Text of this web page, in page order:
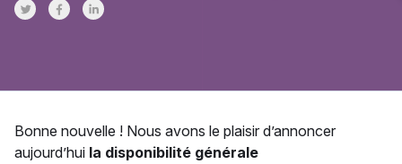
Share on Twitter
Share on Facebook
Share on LinkedInr
Bonne nouvelle ! Nous avons le plaisir d’annoncer
aujourd’hui la disponibilité générale